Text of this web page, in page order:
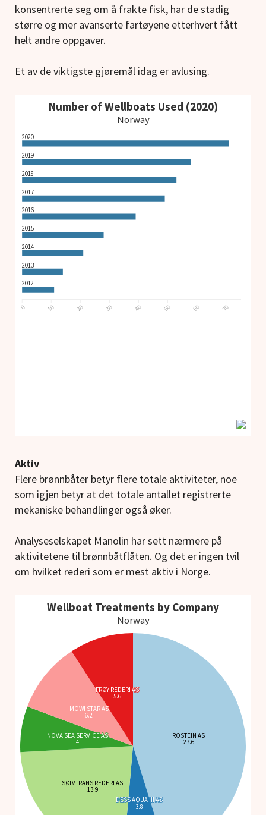
konsentrerte seg om å frakte fisk, har de stadig
større og mer avanserte fartøyene etterhvert fått
helt andre oppgaver.
Et av de viktigste gjøremål idag er avlusing.
Aktiv
Flere brønnbåter betyr flere totale aktiviteter, noe
som igjen betyr at det totale antallet registrerte
mekaniske behandlinger også øker.
Analyseselskapet Manolin har sett nærmere på
aktivitetene til brønnbåtflåten. Og det er ingen tvil
om hvilket rederi som er mest aktiv i Norge.